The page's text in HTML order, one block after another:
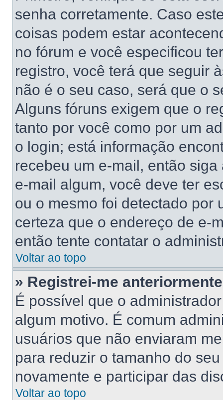
senha corretamente. Caso
coisas podem estar
no fórum e você especificou
registro, você terá que seguir
não é o seu caso, será que o
Alguns fóruns exigem que o
tanto por você como por um
o login; está informação
recebeu um e-mail, então
e-mail algum, você deve ter
ou o mesmo foi detectado por
certeza que o endereço de e-
então tente contatar o
Voltar ao topo
» Registrei-me
É possível que o
algum motivo. É comum
usuários que não enviaram
para reduzir o tamanho do
novamente e participar das
Voltar ao topo